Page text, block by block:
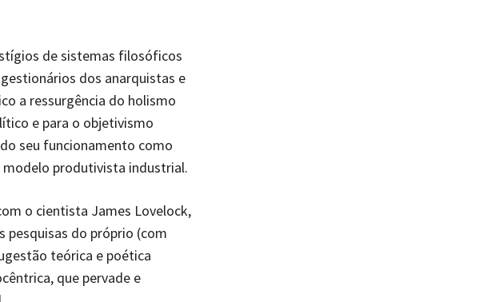
de sistemas filosóficos
dos anarquistas e
a ressurgência do holismo
e para o objetivismo
seu funcionamento como
produtivista industrial.
o cientista James Lovelock,
pesquisas do próprio (com
teórica e poética
que pervade e